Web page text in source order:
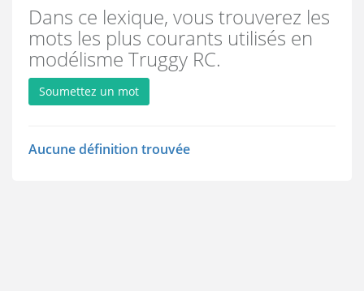
Dans ce lexique, vous trouverez les
mots les plus courants utilisés en
modélisme Truggy RC.
Soumettez un mot
Aucune définition trouvée